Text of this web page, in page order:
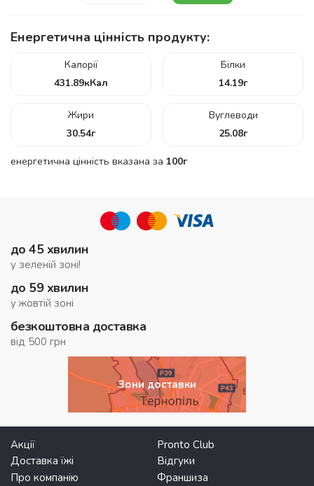
Енергетична цінність продукту:
Калорії
431.89кКал
Білки
14.19г
Жири
30.54г
Вуглеводи
25.08г
енергетична цінність вказана за 100г
до 45 хвилин
у зеленій зоні!
до 59 хвилин
у жовтій зоні
безкоштовна доставка
від 500 грн
Зони доставки
Акції
Pronto Club
Доставка їжі
Відгуки
Про компанію
Франшиза